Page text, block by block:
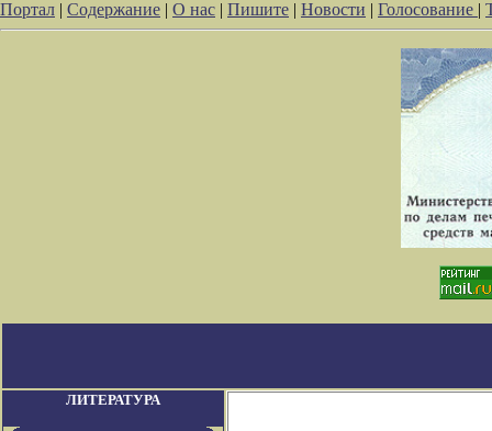
Портал | Содержание | О нас | Пишите | Новости | Голосование |
ЛИТЕРАТУРА